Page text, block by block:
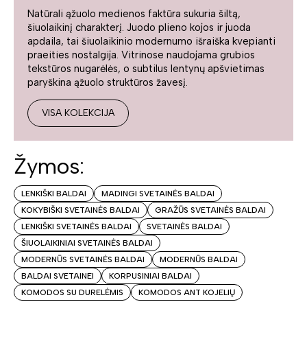
Natūrali ąžuolo medienos faktūra sukuria šiltą,
šiuolaikinį charakterį. Juodo plieno kojos ir juoda
apdaila, tai šiuolaikinio modernumo išraiška kvepianti
praeities nostalgija. Vitrinose naudojama grubios
tekstūros nugarėlės, o subtilus lentynų apšvietimas
paryškina ąžuolo struktūros žavesį.
VISA KOLEKCIJA
Žymos:
LENKIŠKI BALDAI
MADINGI SVETAINĖS BALDAI
KOKYBIŠKI SVETAINĖS BALDAI
GRAŽŪS SVETAINĖS BALDAI
LENKIŠKI SVETAINĖS BALDAI
SVETAINĖS BALDAI
ŠIUOLAIKINIAI SVETAINĖS BALDAI
MODERNŪS SVETAINĖS BALDAI
MODERNŪS BALDAI
BALDAI SVETAINEI
KORPUSINIAI BALDAI
KOMODOS SU DURELĖMIS
KOMODOS ANT KOJELIŲ